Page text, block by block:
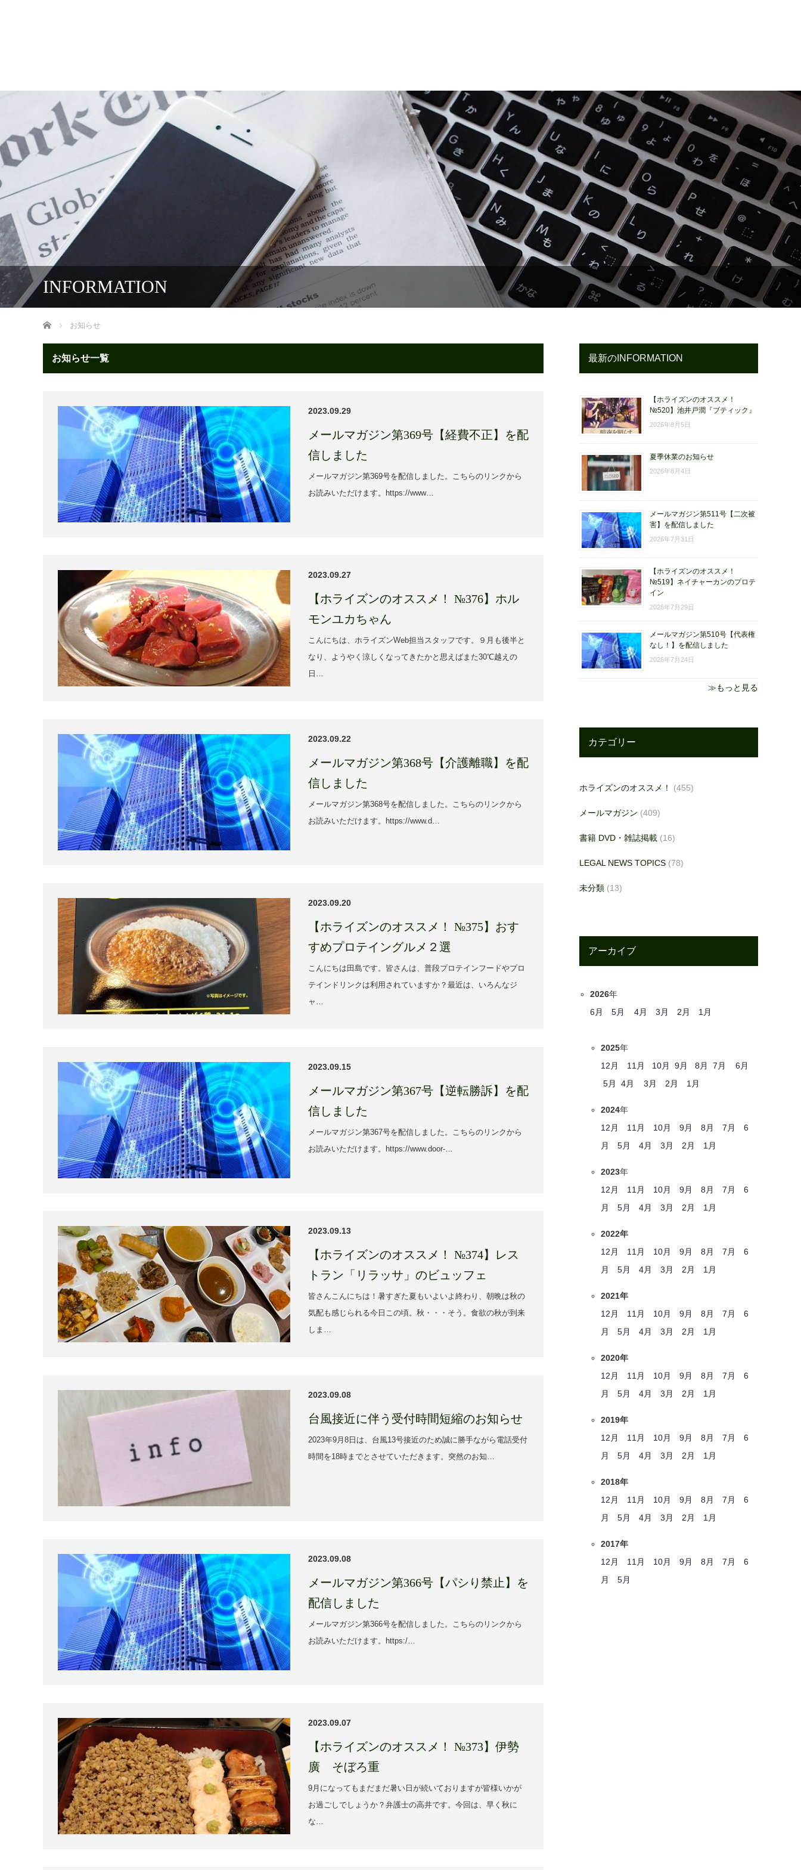
INFORMATION
ホーム お知らせ
お知らせ一覧
2023.09.29
メールマガジン第369号【経費不正】を配
信しました
メールマガジン第369号を配信しました。こちらのリンクから
お読みいただけます。https://www…
2023.09.27
【ホライズンのオススメ！ №376】ホル
モンユカちゃん
こんにちは、ホライズンWeb担当スタッフです。９月も後半と
なり、ようやく涼しくなってきたかと思えばまた30℃越えの
日…
2023.09.22
メールマガジン第368号【介護離職】を配
信しました
メールマガジン第368号を配信しました。こちらのリンクから
お読みいただけます。https://www.d…
2023.09.20
【ホライズンのオススメ！ №375】おす
すめプロテイングルメ２選
こんにちは田島です。皆さんは、普段プロテインフードやプロ
テインドリンクは利用されていますか？最近は、いろんなジ
ャ…
2023.09.15
メールマガジン第367号【逆転勝訴】を配
信しました
メールマガジン第367号を配信しました。こちらのリンクから
お読みいただけます。https://www.door-…
2023.09.13
【ホライズンのオススメ！ №374】レス
トラン「リラッサ」のビュッフェ
皆さんこんにちは！暑すぎた夏もいよいよ終わり、朝晩は秋の
気配も感じられる今日この頃。秋・・・そう。食欲の秋が到来
しま…
2023.09.08
台風接近に伴う受付時間短縮のお知らせ
2023年9月8日は、台風13号接近のため誠に勝手ながら電話受付
時間を18時までとさせていただきます。突然のお知…
2023.09.08
メールマガジン第366号【パシり禁止】を
配信しました
メールマガジン第366号を配信しました。こちらのリンクから
お読みいただけます。https:/…
2023.09.07
【ホライズンのオススメ！ №373】伊勢
廣 そぼろ重
9月になってもまだまだ暑い日が続いておりますが皆様いかが
お過ごしでしょうか？弁護士の高井です。今回は、早く秋に
な…
最新のINFORMATION
【ホライズンのオススメ！
№520】池井戸潤『ブティック』
2026年8月5日
夏季休業のお知らせ
2026年8月4日
メールマガジン第511号【二次被
害】を配信しました
2026年7月31日
【ホライズンのオススメ！
№519】ネイチャーカンのプロテ
イン
2026年7月29日
メールマガジン第510号【代表権
なし！】を配信しました
2026年7月24日
≫もっと見る
カテゴリー
ホライズンのオススメ！ (455)
メールマガジン (409)
書籍 DVD・雑誌掲載 (16)
LEGAL NEWS TOPICS (78)
未分類 (13)
アーカイブ
2026年
6月
5月 4月 3月 2月 1月
2025年
12月
11月 10月 9月 8月 7月
6月
5月
4月 3月 2月 1月
2024年
12月
11月 10月 9月 8月 7月
6
月
5月 4月 3月 2月 1月
2023年
12月
11月 10月 9月 8月 7月
6
月
5月 4月 3月 2月 1月
2022年
12月
11月 10月 9月 8月 7月
6
月
5月 4月 3月 2月 1月
2021年
12月
11月 10月 9月 8月 7月
6
月
5月 4月 3月 2月 1月
2020年
12月
11月 10月 9月 8月 7月
6
月
5月 4月 3月 2月 1月
2019年
12月
11月 10月 9月 8月 7月
6
月
5月 4月 3月 2月 1月
2018年
12月
11月 10月 9月 8月 7月
6
月
5月 4月 3月 2月 1月
2017年
12月
11月 10月 9月 8月 7月
6
月
5月